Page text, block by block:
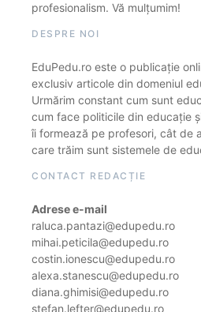
profesionalism. Vă mulțumim!
DESPRE NOI
EduPedu.ro este o publicație
exclusiv articole din domeniul
Urmărim constant cum sunt
cum face politicile din educație
îi formează pe profesori, cât de
care trăim sunt sistemele de
CONTACT REDACȚIE
Adrese e-mail
raluca.pantazi@edupedu.ro
mihai.peticila@edupedu.ro
costin.ionescu@edupedu.ro
alexa.stanescu@edupedu.ro
diana.ghimisi@edupedu.ro
stefan.lefter@edupedu.ro